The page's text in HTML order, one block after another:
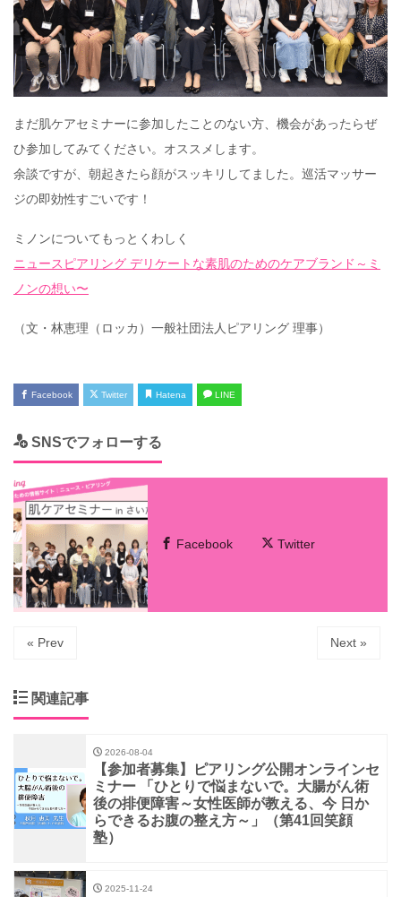
まだ肌ケアセミナーに参加したことのない方、機会があったらぜ
ひ参加してみてください。オススメします。
余談ですが、朝起きたら顔がスッキリしてました。巡活マッサー
ジの即効性すごいです！
ミノンについてもっとくわしく
ニュースピアリング デリケートな素肌のためのケアブランド～ミ
ノンの想い〜
（文・林恵理（ロッカ）一般社団法人ピアリング 理事）
Facebook Twitter Hatena LINE
SNSでフォローする
Facebook Twitter
« Prev Next »
関連記事
2026-08-04
【参加者募集】ピアリング公開オンラインセ
ミナー 「ひとりで悩まないで。大腸がん術
後の排便障害～女性医師が教える、今 日か
らできるお腹の整え方～」（第41回笑顔
塾）
2025-11-24